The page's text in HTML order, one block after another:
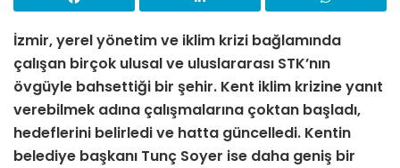
İzmir, yerel yönetim ve iklim krizi bağlamında
çalışan birçok ulusal ve uluslararası STK’nın
övgüyle bahsettiği bir şehir. Kent iklim krizine yanıt
verebilmek adına çalışmalarına çoktan başladı,
hedeflerini belirledi ve hatta güncelledi. Kentin
belediye başkanı Tunç Soyer ise daha geniş bir